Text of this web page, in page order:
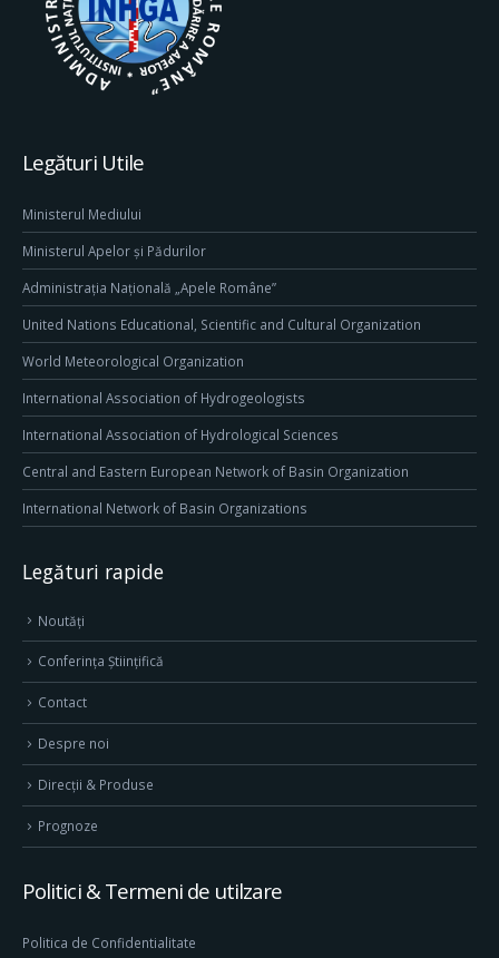
Legături Utile
Ministerul Mediului
Ministerul Apelor și Pădurilor
Administrația Națională „Apele Române”
United Nations Educational, Scientific and Cultural Organization
World Meteorological Organization
International Association of Hydrogeologists
International Association of Hydrological Sciences
Central and Eastern European Network of Basin Organization
International Network of Basin Organizations
Legături rapide
Noutăți
Conferința Științifică
Contact
Despre noi
Direcţii & Produse
Prognoze
Politici & Termeni de utilzare
Politica de Confidentialitate